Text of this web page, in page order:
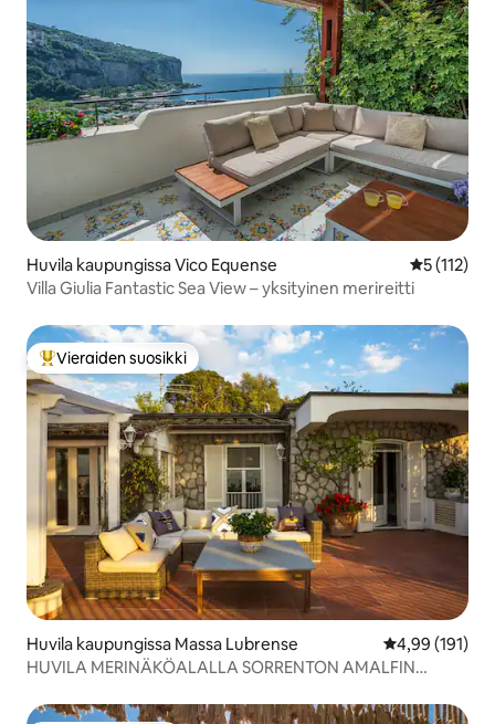
Huvila kaupungissa Vico Equense
5 (112)
Villa Giulia Fantastic Sea View – yksityinen merireitti
Vieraiden suosikkien parhaimmistoa
Vieraiden suosikki
Huvila kaupungissa Massa Lubrense
4,99 (191)
HUVILA MERINÄKÖALALLA SORRENTON AMALFIN